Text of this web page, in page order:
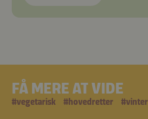
FÅ MERE AT VIDE
#vegetarisk #hovedretter #vinter